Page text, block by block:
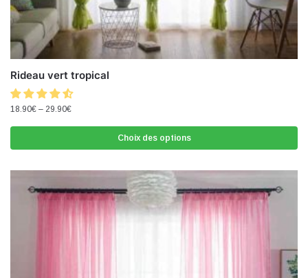
Rideau vert tropical
18.90€ – 29.90€
Choix des options